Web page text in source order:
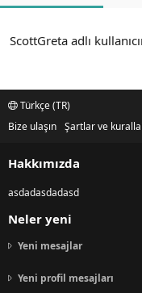
ScottGreta adlı
Türkçe (TR)
Bize ulaşın Şartlar ve
Hakkımızda
asdadasdadasd
Neler yeni
Yeni mesajlar
Yeni profil mesajları